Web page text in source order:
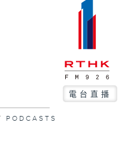
電台直播
PODCASTS